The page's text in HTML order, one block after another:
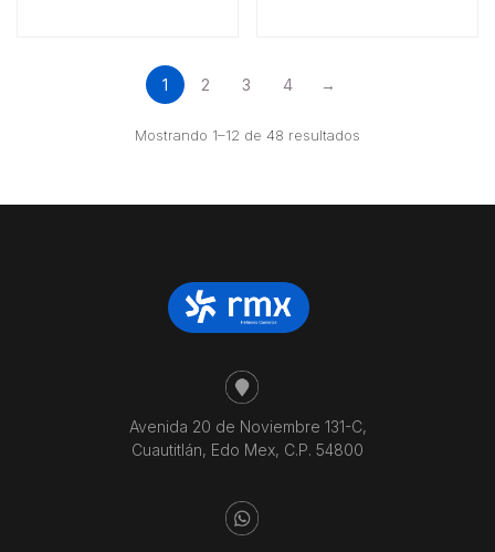
1 2 3 4 →
Mostrando 1–12 de 48 resultados
Avenida 20 de Noviembre 131-C,
Cuautitlán, Edo Mex, C.P. 54800